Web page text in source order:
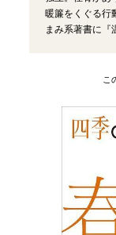
暖簾をくぐる行
まみ系著書に『
こ